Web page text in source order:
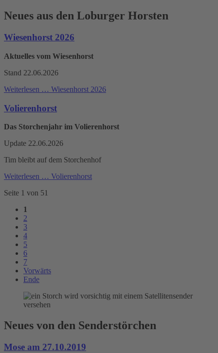
Neues aus den Loburger Horsten
Wiesenhorst 2026
Aktuelles vom Wiesenhorst
Stand 22.06.2026
Weiterlesen … Wiesenhorst 2026
Volierenhorst
Das Storchenjahr im Volierenhorst
Update 22.06.2026
Tim bleibt auf dem Storchenhof
Weiterlesen … Volierenhorst
Seite 1 von 51
1
2
3
4
5
6
7
Vorwärts
Ende
Neues von den Senderstörchen
Mose am 27.10.2019